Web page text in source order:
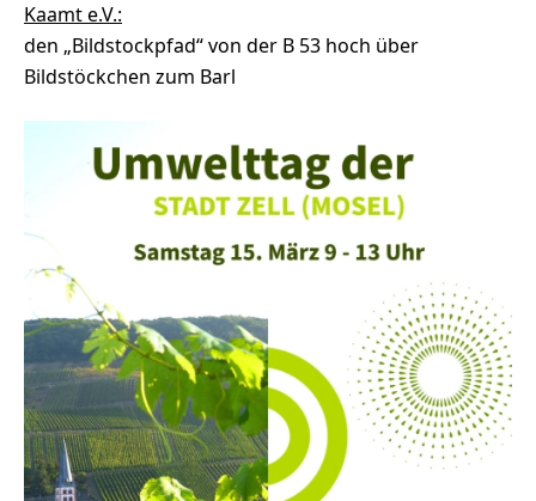
Kaamt e.V.:
den „Bildstockpfad“ von der B 53 hoch über
Bildstöckchen zum Barl